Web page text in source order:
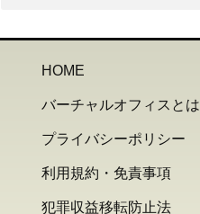
HOME
バーチャルオフィスとは
プライバシーポリシー
利用規約・免責事項
犯罪収益移転防止法